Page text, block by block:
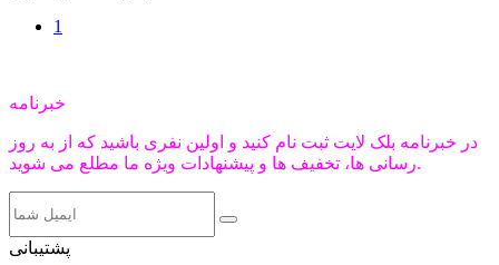
1
خبرنامه
در خبرنامه بلک لایت ثبت نام کنید و اولین نفری باشید که از به روز
رسانی ها، تخفیف ها و پیشنهادات ویژه ما مطلع می شوید.
پشتیبانی